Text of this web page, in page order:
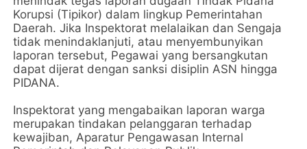
Korupsi (Tipikor) dalam lingkup Pemerintahan
Daerah. Jika Inspektorat melalaikan dan Sengaja
tidak menindaklanjuti, atau menyembunyikan
laporan tersebut, Pegawai yang bersangkutan
dapat dijerat dengan sanksi disiplin ASN hingga
PIDANA.
Inspektorat yang mengabaikan laporan warga
merupakan tindakan pelanggaran terhadap
kewajiban, Aparatur Pengawasan Internal